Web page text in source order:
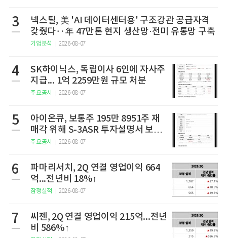
3
넥스틸, 美 'AI 데이터센터용' 구조강관 공급자격
갖췄다‥年 47만톤 현지 생산망·전미 유통망 구축
기업분석 2026-08-07
4
SK하이닉스, 독립이사 6인에 자사주
지급... 1억 2259만원 규모 처분
주요공시 2026-08-07
5
아이온큐, 보통주 195만 8951주 재
매각 위해 S-3ASR 투자설명서 보충
서 제출
주요공시 2026-08-07
6
파마리서치, 2Q 연결 영업이익 664
억...전년비 18%↑
잠정실적 2026-08-07
7
씨젠, 2Q 연결 영업이익 215억...전년
비 586%↑